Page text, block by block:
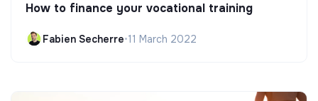
How to finance your vocational training
Fabien Secherre•11 March 2022